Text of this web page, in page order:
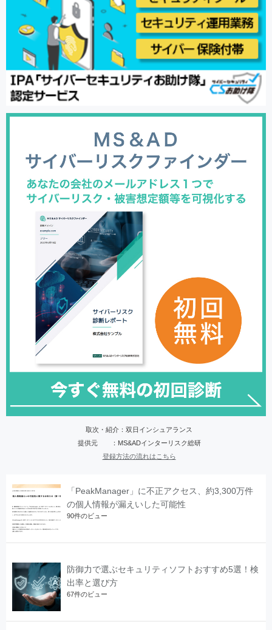
取次・紹介：双日インシュアランス
提供元 ：MS&ADインターリスク総研
登録方法の流れはこちら
「PeakManager」に不正アクセス、約3,300万件
の個人情報が漏えいした可能性
90件のビュー
防御力で選ぶセキュリティソフトおすすめ5選！検
出率と選び方
67件のビュー